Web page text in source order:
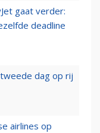
gaat verder:
deadline
dag op rij
airlines op